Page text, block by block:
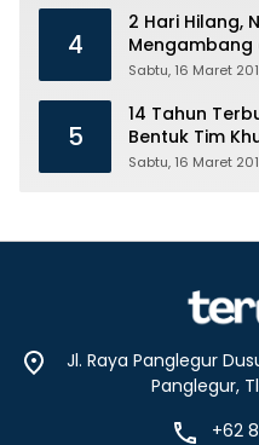
4
2 Hari Hilang,
Mengambang
Sabtu, 16 Maret
5
14 Tahun
Bentuk Tim
Sabtu, 16 Maret
Jl. Raya Panglegur
Panglegur,
+62